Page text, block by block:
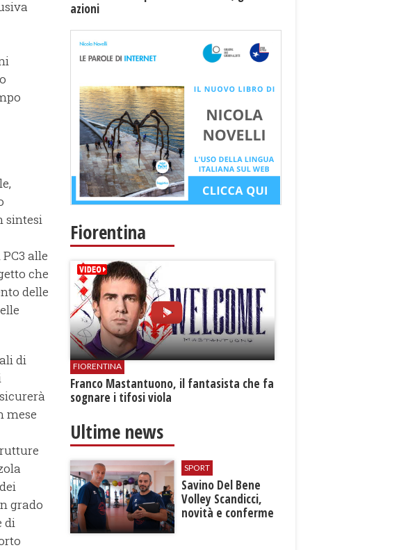
sintesi
alle
che
delle
di
mese
grado
di
azioni
Fiorentina
FIORENTINA
Franco Mastantuono, il fantasista che fa
sognare i tifosi viola
Ultime news
SPORT
Savino Del Bene
Volley Scandicci,
novità e conferme